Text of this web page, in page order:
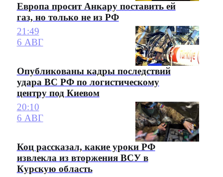
Европа просит Анкару поставить ей
газ, но только не из РФ
21:49
6 АВГ
Опубликованы кадры последствий
удара ВС РФ по логистическому
центру под Киевом
20:10
6 АВГ
Коц рассказал, какие уроки РФ
извлекла из вторжения ВСУ в
Курскую область